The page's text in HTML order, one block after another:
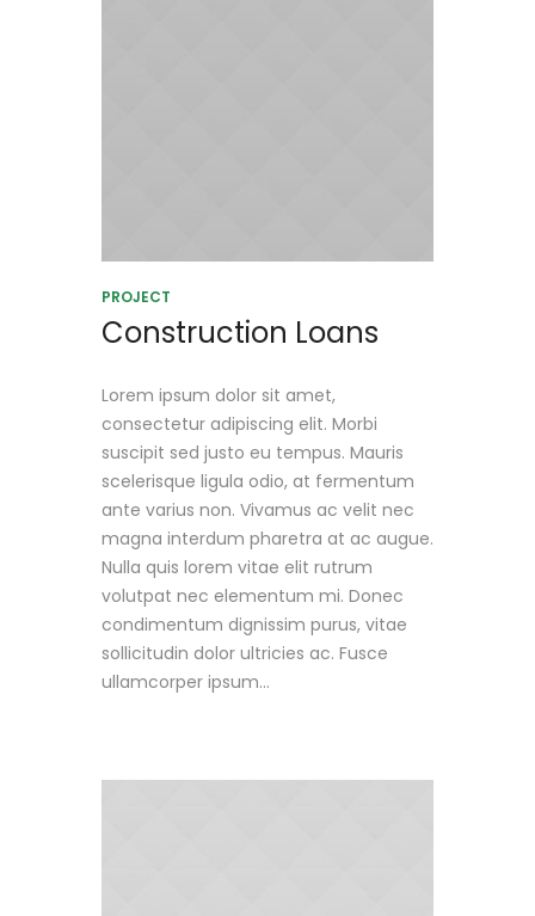
PROJECT
Construction Loans
Lorem ipsum dolor sit amet,
consectetur adipiscing elit. Morbi
suscipit sed justo eu tempus. Mauris
scelerisque ligula odio, at fermentum
ante varius non. Vivamus ac velit nec
magna interdum pharetra at ac augue.
Nulla quis lorem vitae elit rutrum
volutpat nec elementum mi. Donec
condimentum dignissim purus, vitae
sollicitudin dolor ultricies ac. Fusce
ullamcorper ipsum...